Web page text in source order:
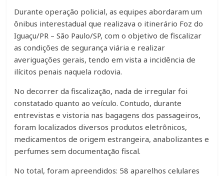
Durante operação policial, as equipes abordaram um
ônibus interestadual que realizava o itinerário Foz do
Iguaçu/PR – São Paulo/SP, com o objetivo de fiscalizar
as condições de segurança viária e realizar
averiguações gerais, tendo em vista a incidência de
ilícitos penais naquela rodovia.
No decorrer da fiscalização, nada de irregular foi
constatado quanto ao veículo. Contudo, durante
entrevistas e vistoria nas bagagens dos passageiros,
foram localizados diversos produtos eletrônicos,
medicamentos de origem estrangeira, anabolizantes e
perfumes sem documentação fiscal.
No total, foram apreendidos: 58 aparelhos celulares